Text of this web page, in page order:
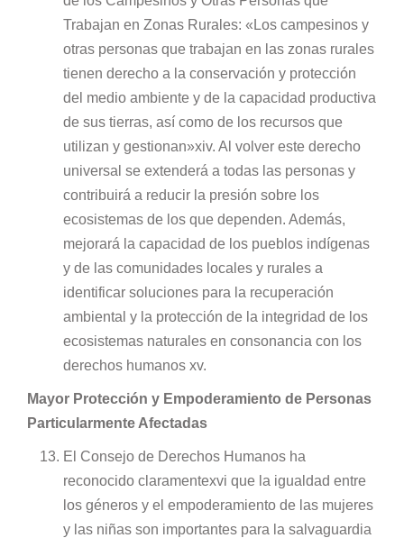
Trabajan en Zonas Rurales: «Los campesinos y
otras personas que trabajan en las zonas rurales
tienen derecho a la conservación y protección
del medio ambiente y de la capacidad productiva
de sus tierras, así como de los recursos que
utilizan y gestionan»xiv. Al volver este derecho
universal se extenderá a todas las personas y
contribuirá a reducir la presión sobre los
ecosistemas de los que dependen. Además,
mejorará la capacidad de los pueblos indígenas
y de las comunidades locales y rurales a
identificar soluciones para la recuperación
ambiental y la protección de la integridad de los
ecosistemas naturales en consonancia con los
derechos humanos xv.
Mayor Protección y Empoderamiento de Personas
Particularmente Afectadas
El Consejo de Derechos Humanos ha
reconocido claramentexvi que la igualdad entre
los géneros y el empoderamiento de las mujeres
y las niñas son importantes para la salvaguardia